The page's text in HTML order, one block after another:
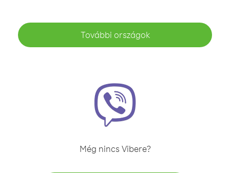
További országok
Még nincs Vibere?